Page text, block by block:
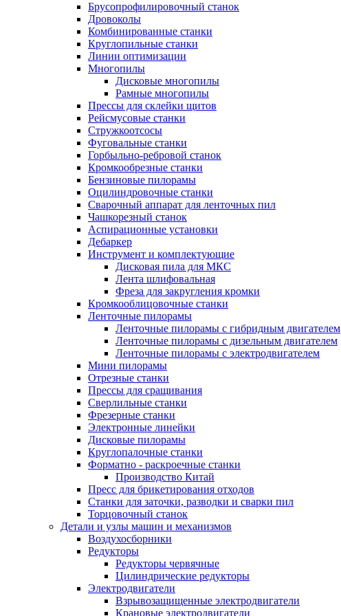
Брусопрофилировочный станок
Дровоколы
Комбинированные станки
Круглопильные станки
Линии оптимизации
Многопилы
Дисковые многопилы
Рамные многопилы
Прессы для склейки щитов
Рейсмусовые станки
Стружкоотсосы
Фуговальные станки
Горбыльно-ребровой станок
Кромкообрезные станки
Бензиновые пилорамы
Оцилиндровочные станки
Сварочный аппарат для ленточных пил
Чашкорезный станок
Аспирационные установки
Дебаркер
Инструмент и комплектующие
Дисковая пила для МКС
Лента шлифовальная
Фреза для закругления кромки
Кромкооблицовочные станки
Ленточные пилорамы
Ленточные пилорамы с гибридным двигателем
Ленточные пилорамы с дизельным двигателем
Ленточные пилорамы с электродвигателем
Мини пилорамы
Отрезные станки
Прессы для сращивания
Сверлильные станки
Фрезерные станки
Электронные линейки
Дисковые пилорамы
Круглопалочные станки
Форматно - раскроечные станки
Производство Китай
Пресс для брикетирования отходов
Станки для заточки, разводки и сварки пил
Торцовочный станок
Детали и узлы машин и механизмов
Воздухосборники
Редукторы
Редукторы червячные
Цилиндрические редукторы
Электродвигатели
Взрывозащищенные электродвигатели
Крановые электродвигатели